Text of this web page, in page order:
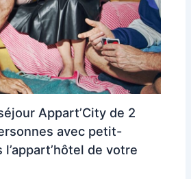
Appart’City de 2
avec petit-
de votre